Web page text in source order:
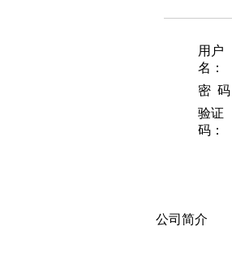
用户
名：
密 码
验证
码：
公司简介